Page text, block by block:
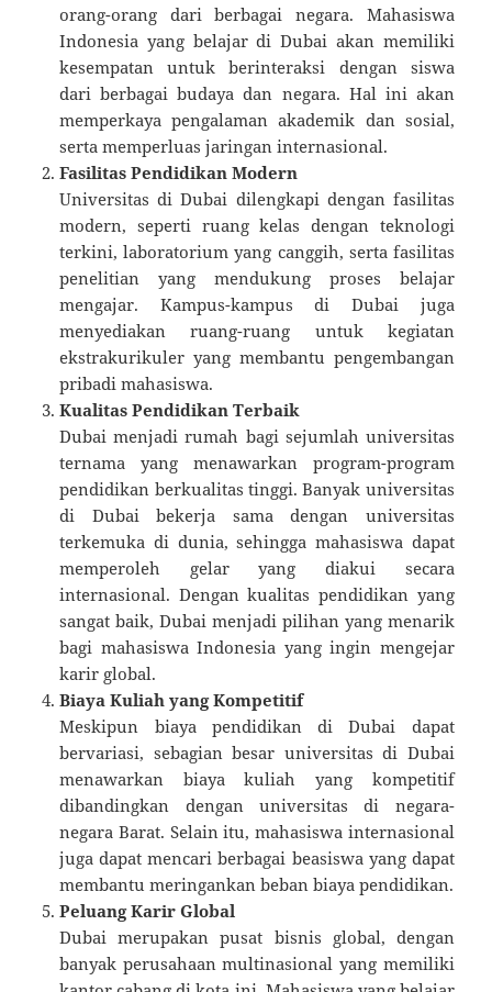
orang-orang dari berbagai negara. Mahasiswa
Indonesia yang belajar di Dubai akan memiliki
kesempatan untuk berinteraksi dengan siswa
dari berbagai budaya dan negara. Hal ini akan
memperkaya pengalaman akademik dan sosial,
serta memperluas jaringan internasional.
Fasilitas Pendidikan Modern
Universitas di Dubai dilengkapi dengan fasilitas
modern, seperti ruang kelas dengan teknologi
terkini, laboratorium yang canggih, serta fasilitas
penelitian yang mendukung proses belajar
mengajar. Kampus-kampus di Dubai juga
menyediakan ruang-ruang untuk kegiatan
ekstrakurikuler yang membantu pengembangan
pribadi mahasiswa.
Kualitas Pendidikan Terbaik
Dubai menjadi rumah bagi sejumlah universitas
ternama yang menawarkan program-program
pendidikan berkualitas tinggi. Banyak universitas
di Dubai bekerja sama dengan universitas
terkemuka di dunia, sehingga mahasiswa dapat
memperoleh gelar yang diakui secara
internasional. Dengan kualitas pendidikan yang
sangat baik, Dubai menjadi pilihan yang menarik
bagi mahasiswa Indonesia yang ingin mengejar
karir global.
Biaya Kuliah yang Kompetitif
Meskipun biaya pendidikan di Dubai dapat
bervariasi, sebagian besar universitas di Dubai
menawarkan biaya kuliah yang kompetitif
dibandingkan dengan universitas di negara-
negara Barat. Selain itu, mahasiswa internasional
juga dapat mencari berbagai beasiswa yang dapat
membantu meringankan beban biaya pendidikan.
Peluang Karir Global
Dubai merupakan pusat bisnis global, dengan
banyak perusahaan multinasional yang memiliki